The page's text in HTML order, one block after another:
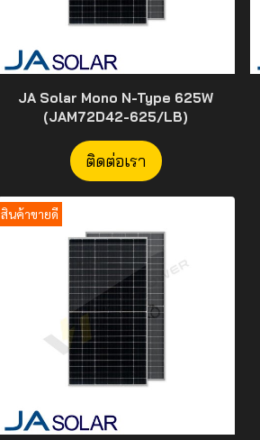
JA Solar Mono N-Type 625W
(JAM72D42-625/LB)
ติดต่อเรา
สินค้าขายดี